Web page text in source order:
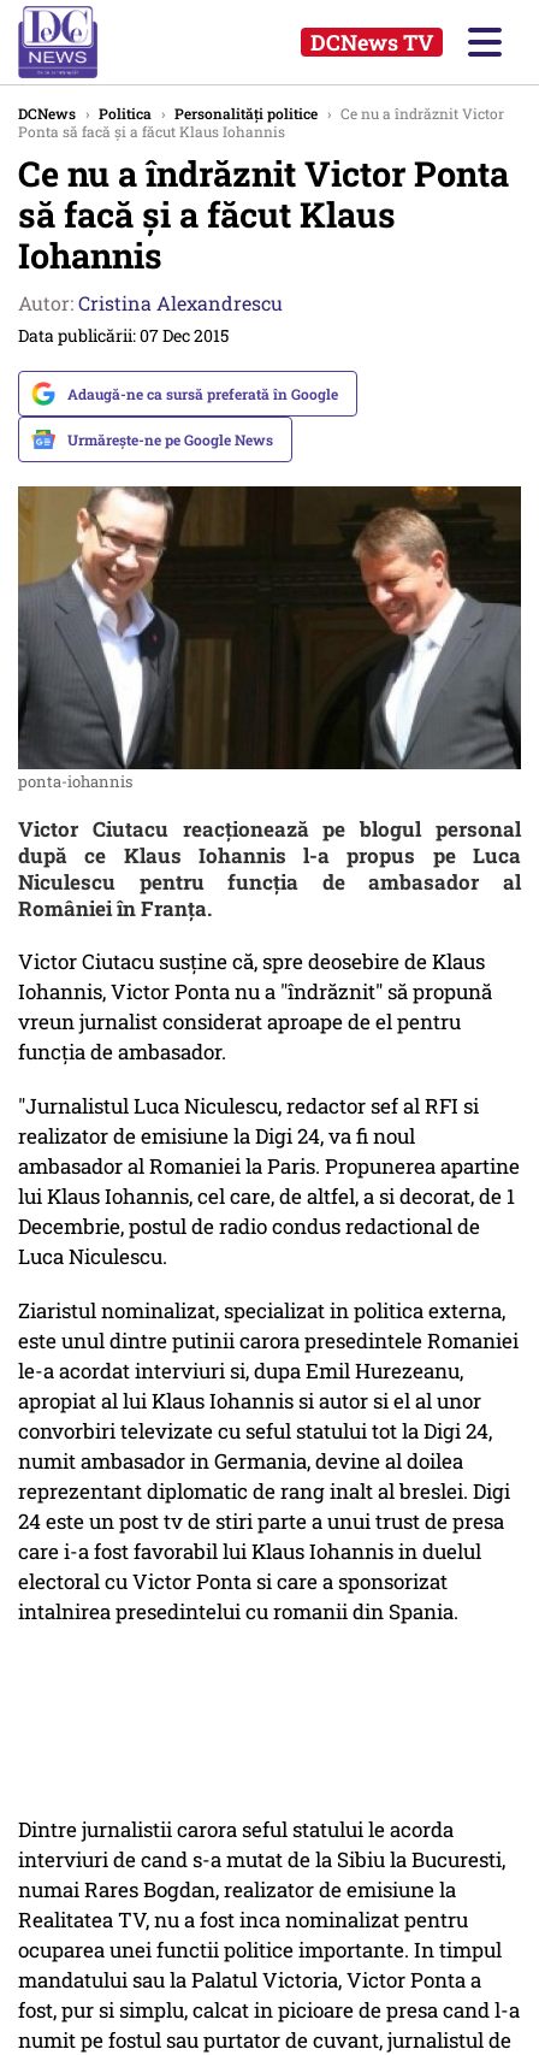
DCNews TV
DCNews › Politica › Personalități politice › Ce nu a îndrăznit Victor
Ponta să facă și a făcut Klaus Iohannis
Ce nu a îndrăznit Victor Ponta
să facă și a făcut Klaus
Iohannis
Autor:Cristina Alexandrescu
Data publicării: 07 Dec 2015
Adaugă-ne ca sursă preferată în Google
Urmărește-ne pe Google News
ponta-iohannis
Victor Ciutacu reacționează pe blogul personal
după ce Klaus Iohannis l-a propus pe Luca
Niculescu pentru funcția de ambasador al
României în Franța.
Victor Ciutacu susține că, spre deosebire de Klaus
Iohannis, Victor Ponta nu a "îndrăznit" să propună
vreun jurnalist considerat aproape de el pentru
funcția de ambasador.
"Jurnalistul Luca Niculescu, redactor sef al RFI si
realizator de emisiune la Digi 24, va fi noul
ambasador al Romaniei la Paris. Propunerea apartine
lui Klaus Iohannis, cel care, de altfel, a si decorat, de 1
Decembrie, postul de radio condus redactional de
Luca Niculescu.
Ziaristul nominalizat, specializat in politica externa,
este unul dintre putinii carora presedintele Romaniei
le-a acordat interviuri si, dupa Emil Hurezeanu,
apropiat al lui Klaus Iohannis si autor si el al unor
convorbiri televizate cu seful statului tot la Digi 24,
numit ambasador in Germania, devine al doilea
reprezentant diplomatic de rang inalt al breslei. Digi
24 este un post tv de stiri parte a unui trust de presa
care i-a fost favorabil lui Klaus Iohannis in duelul
electoral cu Victor Ponta si care a sponsorizat
intalnirea presedintelui cu romanii din Spania.
Dintre jurnalistii carora seful statului le acorda
interviuri de cand s-a mutat de la Sibiu la Bucuresti,
numai Rares Bogdan, realizator de emisiune la
Realitatea TV, nu a fost inca nominalizat pentru
ocuparea unei functii politice importante. In timpul
mandatului sau la Palatul Victoria, Victor Ponta a
fost, pur si simplu, calcat in picioare de presa cand l-a
numit pe fostul sau purtator de cuvant, jurnalistul de